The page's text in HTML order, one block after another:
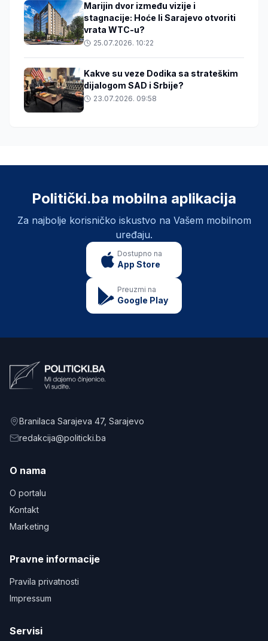
Marijin dvor između vizije i
stagnacije: Hoće li Sarajevo otvoriti
vrata WTC-u?
25.07.2026. 10:22
Kakve su veze Dodika sa strateškim
dijalogom SAD i Srbije?
23.07.2026. 09:58
Politički.ba mobilna aplikacija
Za najbolje korisničko iskustvo na Vašem mobilnom
uređaju.
Dostupno na
App Store
Preuzmi na
Google Play
Branilaca Sarajeva 47, Sarajevo
redakcija@politicki.ba
O nama
O portalu
Kontakt
Marketing
Pravne informacije
Pravila privatnosti
Impressum
Servisi